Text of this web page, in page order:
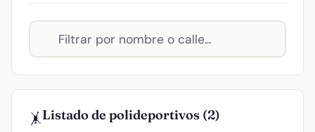
🤸Listado de polideportivos (2)